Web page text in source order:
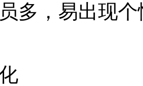
多，易出现